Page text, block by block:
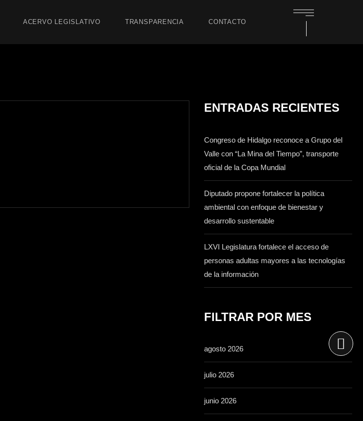
ACERVO LEGISLATIVO TRANSPARENCIA CONTACTO
ENTRADAS RECIENTES
Congreso de Hidalgo reconoce a Grupo del
Valle con “La Mina del Tiempo”, transporte
oficial de la Copa Mundial
Diputado propone fortalecer la política
ambiental con enfoque de bienestar y
desarrollo sustentable
LXVI Legislatura fortalece el acceso de
personas adultas mayores a las tecnologías
de la información
FILTRAR POR MES
agosto 2026
julio 2026
junio 2026